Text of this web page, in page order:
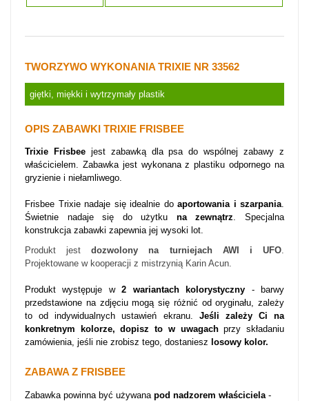
TWORZYWO WYKONANIA TRIXIE NR 33562
giętki, miękki i wytrzymały plastik
OPIS ZABAWKI TRIXIE FRISBEE
Trixie Frisbeejest zabawką dla psa do wspólnej zabawy z
właścicielem. Zabawka jest wykonana z plastiku odpornego na
gryzienie i niełamliwego.
Frisbee Trixie nadaje się idealnie doaportowania i szarpania.
Świetnie nadaje się do użytku na zewnątrz. Specjalna
konstrukcja zabawki zapewnia jej wysoki lot.
Produkt jestdozwolony na turniejach AWI i UFO.
Projektowane w kooperacji z mistrzynią Karin Acun.
Produkt występuje w2 wariantach kolorystyczny - barwy
przedstawione na zdjęciu mogą się różnić od oryginału, zależy
to od indywidualnych ustawień ekranu. Jeśli zależy Ci na
konkretnym kolorze, dopisz to w uwagachprzy składaniu
zamówienia, jeśli nie zrobisz tego, dostaniesz losowy kolor.
ZABAWA Z FRISBEE
Zabawka powinna być używana pod nadzorem właściciela-